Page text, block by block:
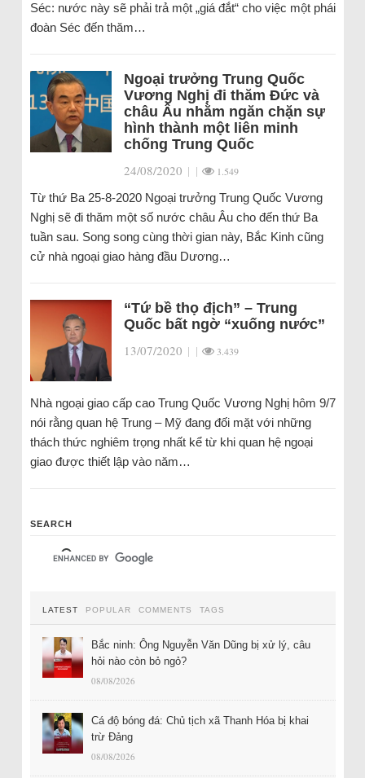
Séc: nước này sẽ phải trả một „giá đắt“ cho việc một phái
đoàn Séc đến thăm…
Ngoại trưởng Trung Quốc
Vương Nghị đi thăm Đức và
châu Âu nhằm ngăn chặn sự
hình thành một liên minh
chống Trung Quốc
24/08/2020 | | 1.549
Từ thứ Ba 25-8-2020 Ngoại trưởng Trung Quốc Vương
Nghị sẽ đi thăm một số nước châu Âu cho đến thứ Ba
tuần sau. Song song cùng thời gian này, Bắc Kinh cũng
cử nhà ngoại giao hàng đầu Dương…
“Tứ bề thọ địch” – Trung
Quốc bất ngờ “xuống nước”
13/07/2020 | | 3.439
Nhà ngoại giao cấp cao Trung Quốc Vương Nghị hôm 9/7
nói rằng quan hệ Trung – Mỹ đang đối mặt với những
thách thức nghiêm trọng nhất kể từ khi quan hệ ngoại
giao được thiết lập vào năm…
SEARCH
LATEST POPULAR COMMENTS TAGS
Bắc ninh: Ông Nguyễn Văn Dũng bị xử lý, câu
hỏi nào còn bỏ ngỏ?
08/08/2026
Cá độ bóng đá: Chủ tịch xã Thanh Hóa bị khai
trừ Đảng
08/08/2026